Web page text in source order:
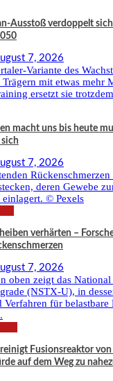
Ausstoß verdoppelt
7, 2026
macht uns bis heute
7, 2026
verhärten –
7, 2026
Fusionsreaktor
auf dem Weg zu